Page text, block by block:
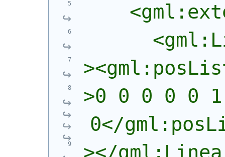
>0 0 0 0 0
0</
></